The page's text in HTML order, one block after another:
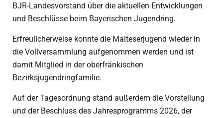
BJR-Landesvorstand über die aktuellen Entwicklungen
und Beschlüsse beim Bayerischen Jugendring.
Erfreulicherweise konnte die Malteserjugend wieder in
die Vollversammlung aufgenommen werden und ist
damit Mitglied in der oberfränkischen
Bezirksjugendringfamilie.
Auf der Tagesordnung stand außerdem die Vorstellung
und der Beschluss des Jahresprogramms 2026, der